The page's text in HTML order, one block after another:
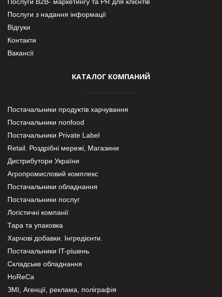
Послуги з надання інформації
Відгуки
Контакти
Вакансії
КАТАЛОГ КОМПАНИЙ
Постачальники продуктів харчування
Постачальники nonfood
Постачальники Private Label
Retail. Роздрібні мережі, Магазини
Дистрибутори України
Агропромисловий комплекс
Постачальники обладнання
Постачальники послуг
Логістичні компанії
Тара та упаковка
Харчові добавки. Інгредієнти.
Постачальники IT-рішень
Складське обладнання
HoReCa
ЗМІ, Агенції, реклама, поліграфія